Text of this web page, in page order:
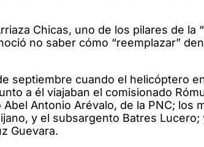
Chicas, uno de los pilares de la
no saber cómo “reemplazar”
septiembre cuando el helicóptero
a él viajaban el comisionado
Antonio Arévalo, de la PNC; los
y el subsargento Batres
Guevara.